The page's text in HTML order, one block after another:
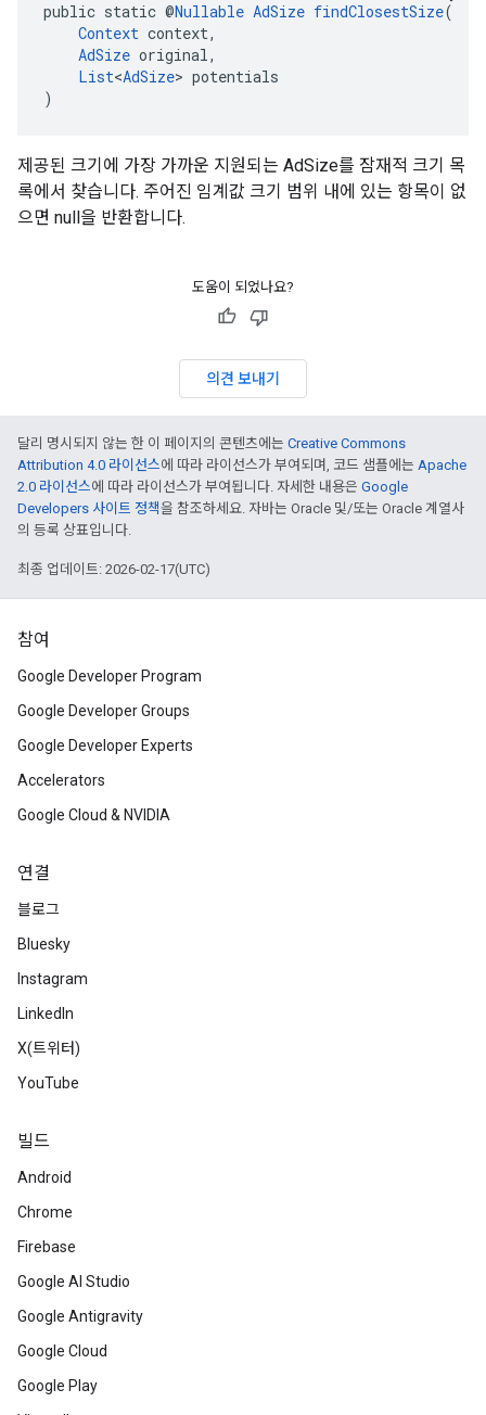
public static @Nullable AdSize findClosestSize(
Context context,
AdSize original,
List<AdSize> potentials
)
제공된 크기에 가장 가까운 지원되는 AdSize를 잠재적 크기 목
록에서 찾습니다. 주어진 임계값 크기 범위 내에 있는 항목이 없
으면 null을 반환합니다.
도움이 되었나요?
의견 보내기
달리 명시되지 않는 한 이 페이지의 콘텐츠에는 Creative Commons
Attribution 4.0 라이선스에 따라 라이선스가 부여되며, 코드 샘플에는 Apache
2.0 라이선스에 따라 라이선스가 부여됩니다. 자세한 내용은 Google
Developers 사이트 정책을 참조하세요. 자바는 Oracle 및/또는 Oracle 계열사
의 등록 상표입니다.
최종 업데이트: 2026-02-17(UTC)
참여
Google Developer Program
Google Developer Groups
Google Developer Experts
Accelerators
Google Cloud & NVIDIA
연결
블로그
Bluesky
Instagram
LinkedIn
X(트위터)
YouTube
빌드
Android
Chrome
Firebase
Google AI Studio
Google Antigravity
Google Cloud
Google Play